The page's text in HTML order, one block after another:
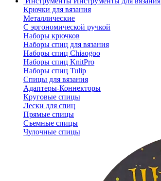
Крючки для вязания
Металлические
С эргономической ручкой
Наборы крючков
Наборы спиц для вязания
Наборы спиц Chiaogoo
Наборы спиц KnitPro
Наборы спиц Tulip
Спицы для вязания
Адаптеры-Коннекторы
Круговые спицы
Лески для спиц
Прямые спицы
Съемные спицы
Чулочные спицы